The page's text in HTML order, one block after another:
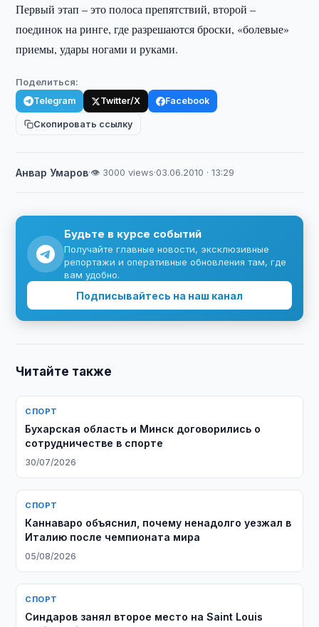
Первый этап – это полоса препятствий, второй –
поединок на ринге, где разрешаются броски, «болевые»
приемы, удары ногами и руками.
Поделиться:
Telegram Twitter/X Facebook
Скопировать ссылку
Анвар Умаров·👁 3000 views·03.06.2010 · 13:29
Будьте в курсе событий
Получайте главные новости, эксклюзивные
репортажи и оперативные обновления там, где
вам удобно.
Подписывайтесь на наш канал
Читайте также
СПОРТ
Бухарская область и Минск договорились о
сотрудничестве в спорте
30/07/2026
СПОРТ
Каннаваро объяснил, почему ненадолго уезжал в
Италию после чемпионата мира
05/08/2026
СПОРТ
Синдаров занял второе место на Saint Louis